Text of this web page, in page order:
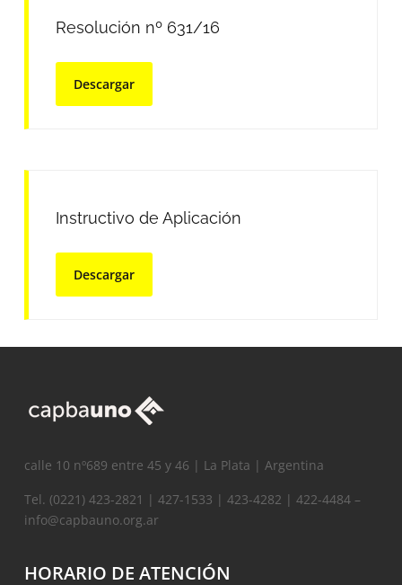
Resolución nº 631/16
Descargar
Instructivo de Aplicación
Descargar
calle 10 nº689 entre 45 y 46 | La Plata | Argentina
Tel. (0221) 423-2821 | 427-1533 | 423-4282 | 422-4484 –
info@capbauno.org.ar
HORARIO DE ATENCIÓN